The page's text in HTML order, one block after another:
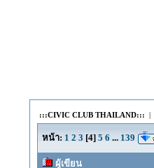
:::CIVIC CLUB THAILAND::: |
หน้า: 1 2 3 [4] 5 6 ... 139
ผู้เขียน